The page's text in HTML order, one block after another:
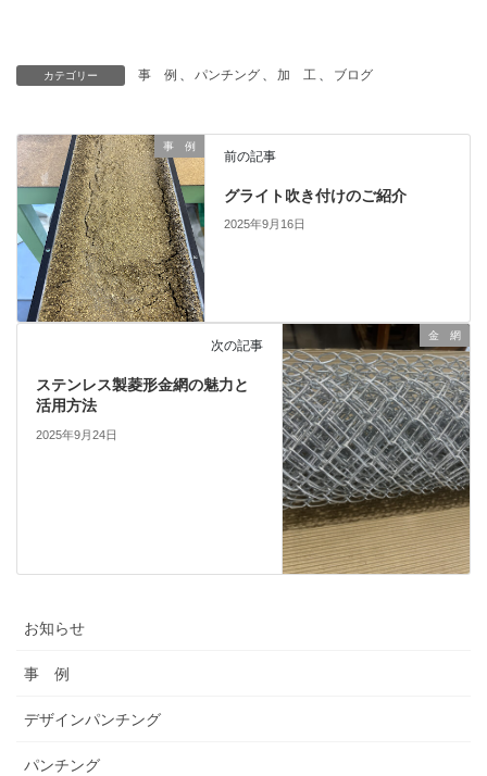
カテゴリー 事 例 、 パンチング 、 加 工 、 ブログ
事 例
前の記事
グライト吹き付けのご紹介
2025年9月16日
金 網
次の記事
ステンレス製菱形金網の魅力と
活用方法
2025年9月24日
お知らせ
事 例
デザインパンチング
パンチング